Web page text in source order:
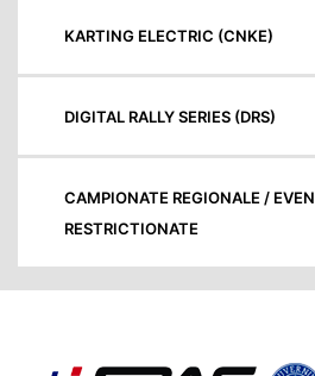
KARTING ELECTRIC (CNKE)
DIGITAL RALLY SERIES (DRS)
CAMPIONATE REGIONALE /
RESTRICTIONATE